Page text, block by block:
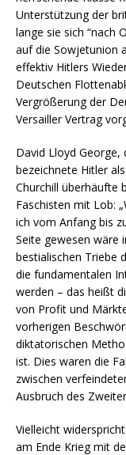
Unterstützung der
lange sie sich “nach
auf die Sowjetunion
effektiv Hitlers
Deutschen
Vergrößerung der
Versailler Vertrag
David Lloyd George,
bezeichnete Hitler
Churchill überhäufte
Faschisten mit Lob:
ich vom Anfang bis
Seite gewesen wäre
bestialischen Triebe
die fundamentalen
werden – das heißt
von Profit und
vorherigen
diktatorischen
ist. Dies waren die
zwischen
Ausbruch des
Vielleicht
am Ende Krieg mit